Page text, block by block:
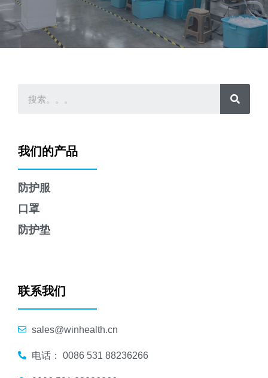
我们的产品
防护服
口罩
防护垫
联系我们
sales@winhealth.cn
电话： 0086 531 88236266